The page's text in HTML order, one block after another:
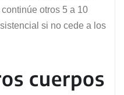
otros 5 a 10
si no cede a los
cuerpos